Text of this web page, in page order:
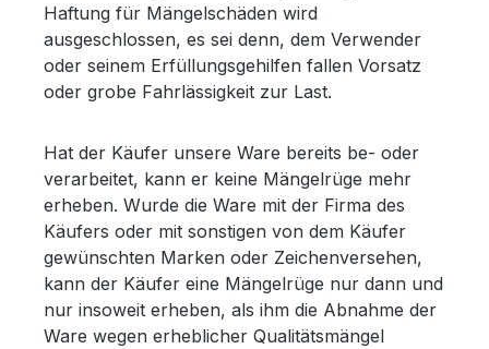
Haftung für Mängelschäden wird
ausgeschlossen, es sei denn, dem Verwender
oder seinem Erfüllungsgehilfen fallen Vorsatz
oder grobe Fahrlässigkeit zur Last.
Hat der Käufer unsere Ware bereits be- oder
verarbeitet, kann er keine Mängelrüge mehr
erheben. Wurde die Ware mit der Firma des
Käufers oder mit sonstigen von dem Käufer
gewünschten Marken oder Zeichenversehen,
kann der Käufer eine Mängelrüge nur dann und
nur insoweit erheben, als ihm die Abnahme der
Ware wegen erheblicher Qualitätsmängel